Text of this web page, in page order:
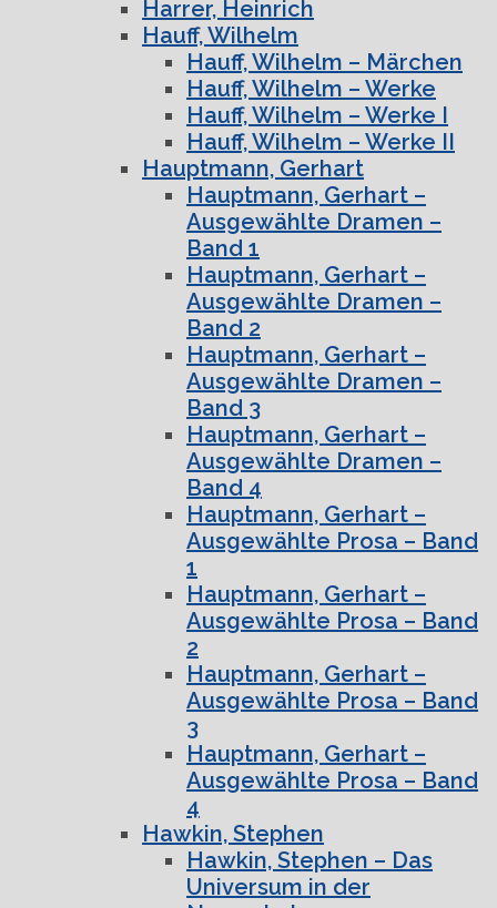
Harrer, Heinrich
Hauff, Wilhelm
Hauff, Wilhelm – Märchen
Hauff, Wilhelm – Werke
Hauff, Wilhelm – Werke I
Hauff, Wilhelm – Werke II
Hauptmann, Gerhart
Hauptmann, Gerhart –
Ausgewählte Dramen –
Band 1
Hauptmann, Gerhart –
Ausgewählte Dramen –
Band 2
Hauptmann, Gerhart –
Ausgewählte Dramen –
Band 3
Hauptmann, Gerhart –
Ausgewählte Dramen –
Band 4
Hauptmann, Gerhart –
Ausgewählte Prosa – Band
1
Hauptmann, Gerhart –
Ausgewählte Prosa – Band
2
Hauptmann, Gerhart –
Ausgewählte Prosa – Band
3
Hauptmann, Gerhart –
Ausgewählte Prosa – Band
4
Hawkin, Stephen
Hawkin, Stephen – Das
Universum in der